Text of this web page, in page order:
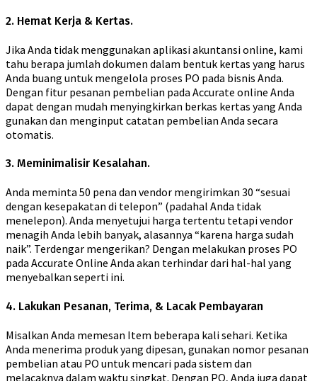
2. Hemat Kerja & Kertas.
Jika Anda tidak menggunakan aplikasi akuntansi online, kami
tahu berapa jumlah dokumen dalam bentuk kertas yang harus
Anda buang untuk mengelola proses PO pada bisnis Anda.
Dengan fitur pesanan pembelian pada Accurate online Anda
dapat dengan mudah menyingkirkan berkas kertas yang Anda
gunakan dan menginput catatan pembelian Anda secara
otomatis.
3. Meminimalisir Kesalahan.
Anda meminta 50 pena dan vendor mengirimkan 30 “sesuai
dengan kesepakatan di telepon” (padahal Anda tidak
menelepon). Anda menyetujui harga tertentu tetapi vendor
menagih Anda lebih banyak, alasannya “karena harga sudah
naik”. Terdengar mengerikan? Dengan melakukan proses PO
pada Accurate Online Anda akan terhindar dari hal-hal yang
menyebalkan seperti ini.
4. Lakukan Pesanan, Terima, & Lacak Pembayaran
Misalkan Anda memesan Item beberapa kali sehari. Ketika
Anda menerima produk yang dipesan, gunakan nomor pesanan
pembelian atau PO untuk mencari pada sistem dan
melacaknya dalam waktu singkat. Dengan PO, Anda juga dapat